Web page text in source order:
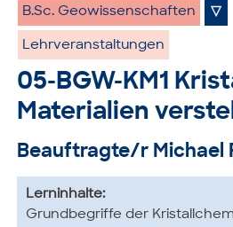
B.Sc. Geowissenschaften ▽
Lehrveranstaltungen
05-BGW-KM1
Materialien
Beauftragte/r Michael
Lerninhalte:
Grundbegriffe der